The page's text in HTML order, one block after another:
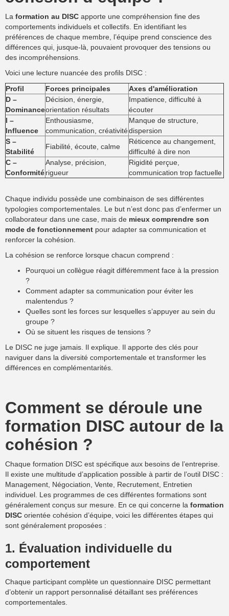
La formation au DISC apporte une compréhension fine des
comportements individuels et collectifs. En identifiant les
préférences de chaque membre, l’équipe prend conscience des
différences qui, jusque-là, pouvaient provoquer des tensions ou
des incompréhensions.
Voici une lecture nuancée des profils DISC :
Profil
Forces principales
Axes d'amélioration
D –
Dominance
Décision, énergie,
orientation résultats
Impatience, difficulté à
écouter
I –
Influence
Enthousiasme,
communication, créativité
Manque de structure,
dispersion
S –
Stabilité
Fiabilité, écoute, calme
Réticence au changement,
difficulté à dire non
C –
Conformité
Analyse, précision,
rigueur
Rigidité perçue,
communication trop factuelle
Chaque individu possède une combinaison de ses différentes
typologies comportementales. Le but n’est donc pas d’enfermer un
collaborateur dans une case, mais de mieux comprendre son
mode de fonctionnement pour adapter sa communication et
renforcer la cohésion.
La cohésion se renforce lorsque chacun comprend :
Pourquoi un collègue réagit différemment face à la pression
?
Comment adapter sa communication pour éviter les
malentendus ?
Quelles sont les forces sur lesquelles s’appuyer au sein du
groupe ?
Où se situent les risques de tensions ?
Le DISC ne juge jamais. Il explique. Il apporte des clés pour
naviguer dans la diversité comportementale et transformer les
différences en complémentarités.
Comment se déroule une
formation DISC autour de la
cohésion ?
Chaque formation DISC est spécifique aux besoins de l’entreprise.
Il existe une multitude d’application possible à partir de l’outil DISC :
Management, Négociation, Vente, Recrutement, Entretien
individuel. Les programmes de ces différentes formations sont
généralement conçus sur mesure. En ce qui concerne la formation
DISC orientée cohésion d’équipe, voici les différentes étapes qui
sont généralement proposées :
1. Évaluation individuelle du
comportement
Chaque participant complète un questionnaire DISC permettant
d’obtenir un rapport personnalisé détaillant ses préférences
comportementales.